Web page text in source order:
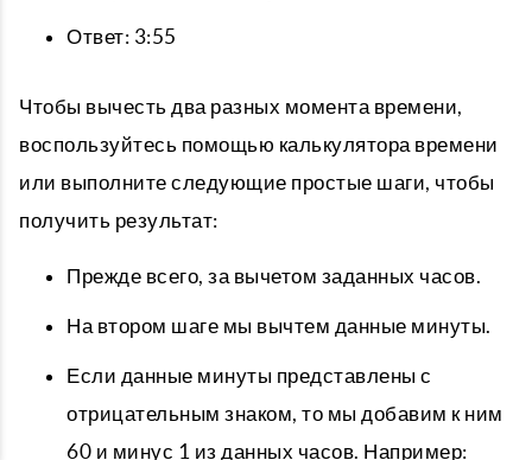
Ответ: 3:55
Чтобы вычесть два разных момента времени,
воспользуйтесь помощью калькулятора времени
или выполните следующие простые шаги, чтобы
получить результат:
Прежде всего, за вычетом заданных часов.
На втором шаге мы вычтем данные минуты.
Если данные минуты представлены с
отрицательным знаком, то мы добавим к ним
60 и минус 1 из данных часов. Например: